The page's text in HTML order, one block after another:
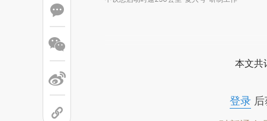
本文共
登录后